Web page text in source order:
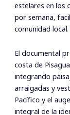
estelares en los
por semana,
comunidad local.
El documental
costa de
integrando
arraigadas y
Pacífico y el
integral de la